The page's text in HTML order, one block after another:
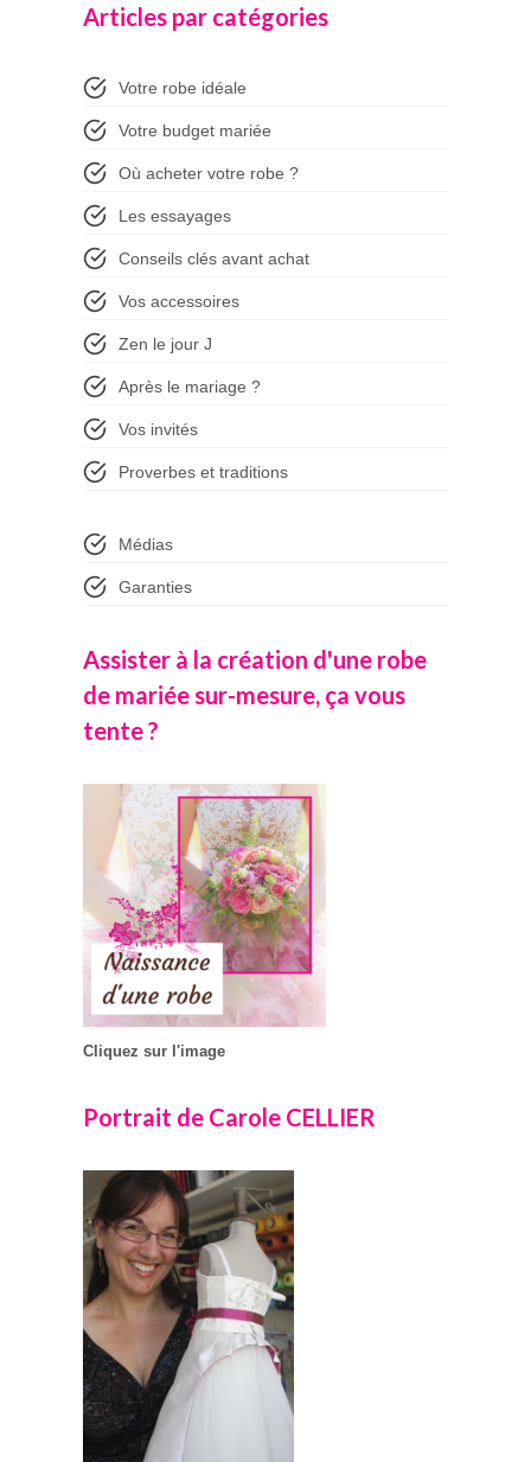
Articles par catégories
Votre robe idéale
Votre budget mariée
Où acheter votre robe ?
Les essayages
Conseils clés avant achat
Vos accessoires
Zen le jour J
Après le mariage ?
Vos invités
Proverbes et traditions
Médias
Garanties
Assister à la création d'une robe
de mariée sur-mesure, ça vous
tente ?
Cliquez sur l'image
Portrait de Carole CELLIER